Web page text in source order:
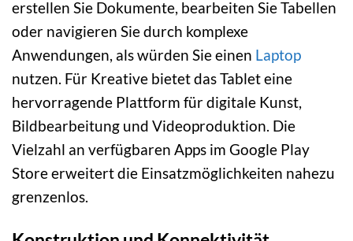
erstellen Sie Dokumente, bearbeiten Sie Tabellen
oder navigieren Sie durch komplexe
Anwendungen, als würden Sie einen Laptop
nutzen. Für Kreative bietet das Tablet eine
hervorragende Plattform für digitale Kunst,
Bildbearbeitung und Videoproduktion. Die
Vielzahl an verfügbaren Apps im Google Play
Store erweitert die Einsatzmöglichkeiten nahezu
grenzenlos.